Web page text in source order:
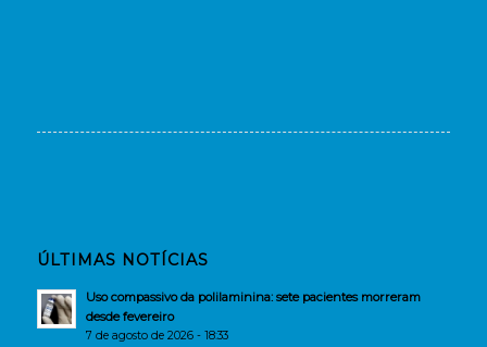
ÚLTIMAS NOTÍCIAS
Uso compassivo da polilaminina: sete pacientes morreram
desde fevereiro
7 de agosto de 2026 - 18:33